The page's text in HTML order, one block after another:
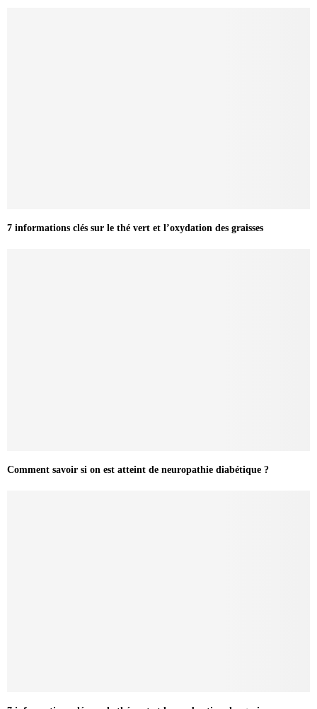
7 informations clés sur le thé vert et l’oxydation des graisses
Comment savoir si on est atteint de neuropathie diabétique ?